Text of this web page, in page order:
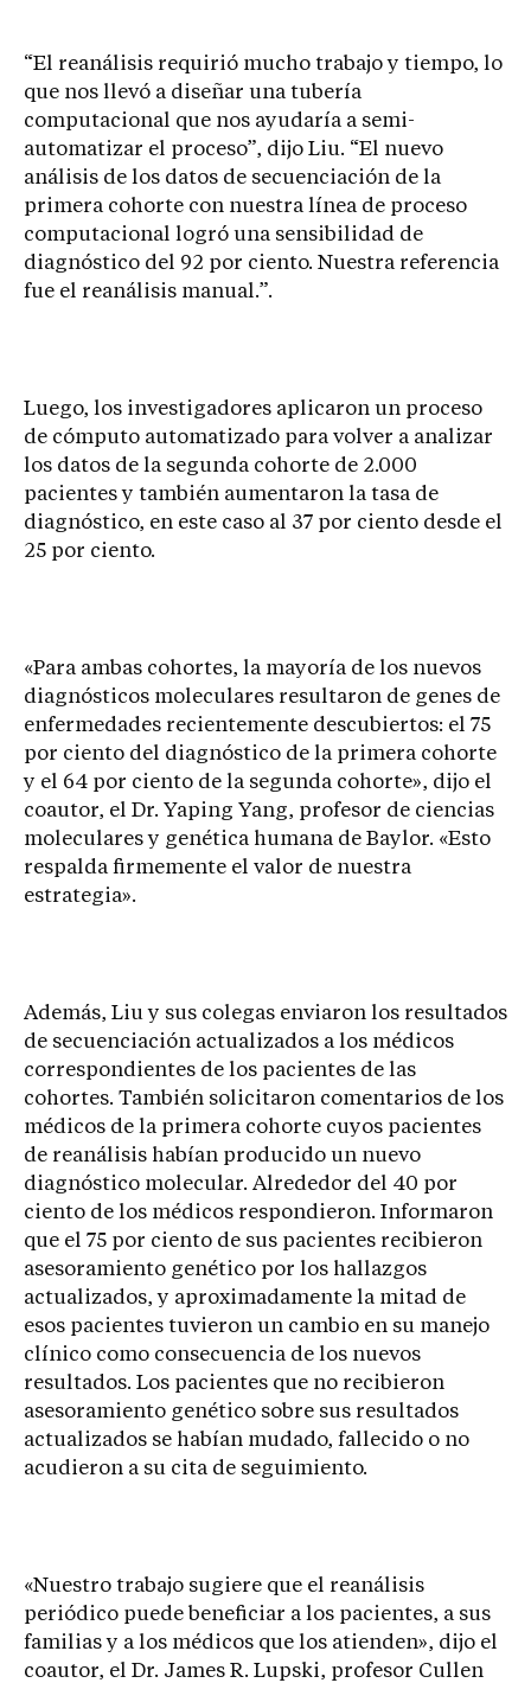
“El reanálisis requirió mucho trabajo y tiempo, lo
que nos llevó a diseñar una tubería
computacional que nos ayudaría a semi-
automatizar el proceso”, dijo Liu. “El nuevo
análisis de los datos de secuenciación de la
primera cohorte con nuestra línea de proceso
computacional logró una sensibilidad de
diagnóstico del 92 por ciento. Nuestra referencia
fue el reanálisis manual.”.
Luego, los investigadores aplicaron un proceso
de cómputo automatizado para volver a analizar
los datos de la segunda cohorte de 2.000
pacientes y también aumentaron la tasa de
diagnóstico, en este caso al 37 por ciento desde el
25 por ciento.
«Para ambas cohortes, la mayoría de los nuevos
diagnósticos moleculares resultaron de genes de
enfermedades recientemente descubiertos: el 75
por ciento del diagnóstico de la primera cohorte
y el 64 por ciento de la segunda cohorte», dijo el
coautor, el Dr. Yaping Yang, profesor de ciencias
moleculares y genética humana de Baylor. «Esto
respalda firmemente el valor de nuestra
estrategia».
Además, Liu y sus colegas enviaron los resultados
de secuenciación actualizados a los médicos
correspondientes de los pacientes de las
cohortes. También solicitaron comentarios de los
médicos de la primera cohorte cuyos pacientes
de reanálisis habían producido un nuevo
diagnóstico molecular. Alrededor del 40 por
ciento de los médicos respondieron. Informaron
que el 75 por ciento de sus pacientes recibieron
asesoramiento genético por los hallazgos
actualizados, y aproximadamente la mitad de
esos pacientes tuvieron un cambio en su manejo
clínico como consecuencia de los nuevos
resultados. Los pacientes que no recibieron
asesoramiento genético sobre sus resultados
actualizados se habían mudado, fallecido o no
acudieron a su cita de seguimiento.
«Nuestro trabajo sugiere que el reanálisis
periódico puede beneficiar a los pacientes, a sus
familias y a los médicos que los atienden», dijo el
coautor, el Dr. James R. Lupski, profesor Cullen